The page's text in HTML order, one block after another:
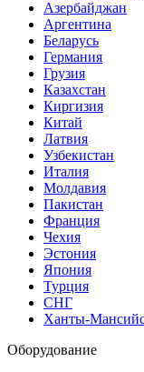
Азербайджан
Аргентина
Беларусь
Германия
Грузия
Казахстан
Киргизия
Китай
Латвия
Узбекистан
Италия
Молдавия
Пакистан
Франция
Чехия
Эстония
Япония
Турция
СНГ
Ханты-
Оборудование